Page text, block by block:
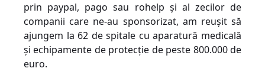
prin paypal, pago sau rohelp și al zecilor de
companii care ne-au sponsorizat, am reușit să
ajungem la 62 de spitale cu aparatură medicală
și echipamente de protecție de peste 800.000 de
euro.